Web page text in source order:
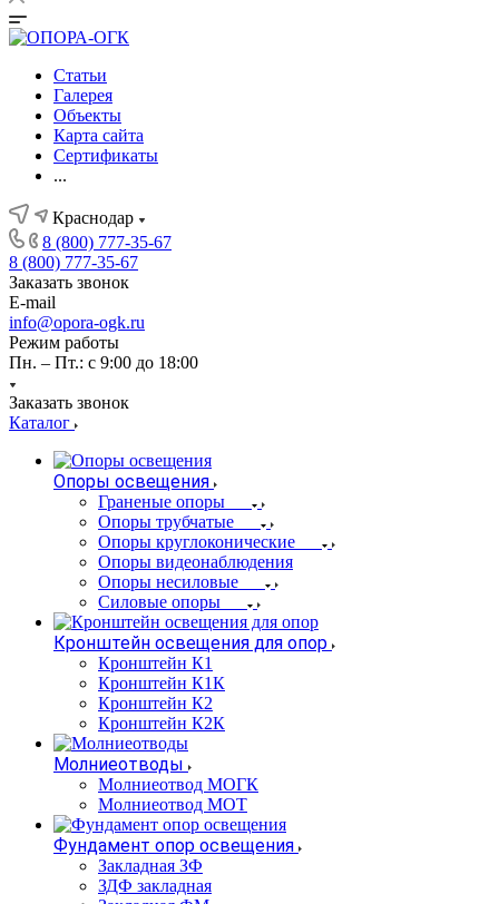
Статьи
Галерея
Объекты
Карта сайта
Сертификаты
...
Краснодар
8 (800) 777-35-67
8 (800) 777-35-67
Заказать звонок
E-mail
info@opora-ogk.ru
Режим работы
Пн. – Пт.: с 9:00 до 18:00
Заказать звонок
Каталог
Опоры освещения
Граненые опоры
Опоры трубчатые
Опоры круглоконические
Опоры видеонаблюдения
Опоры несиловые
Силовые опоры
Кронштейн освещения для опор
Кронштейн К1
Кронштейн К1К
Кронштейн К2
Кронштейн К2К
Молниеотводы
Молниеотвод МОГК
Молниеотвод МОТ
Фундамент опор освещения
Закладная ЗФ
ЗДФ закладная